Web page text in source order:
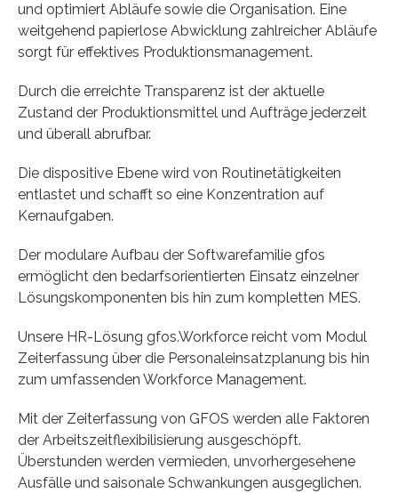
und optimiert Abläufe sowie die Organisation. Eine
weitgehend papierlose Abwicklung zahlreicher Abläufe
sorgt für effektives Produktionsmanagement.
Durch die erreichte Transparenz ist der aktuelle
Zustand der Produktionsmittel und Aufträge jederzeit
und überall abrufbar.
Die dispositive Ebene wird von Routinetätigkeiten
entlastet und schafft so eine Konzentration auf
Kernaufgaben.
Der modulare Aufbau der Softwarefamilie gfos
ermöglicht den bedarfsorientierten Einsatz einzelner
Lösungskomponenten bis hin zum kompletten MES.
Unsere HR-Lösung gfos.Workforce reicht vom Modul
Zeiterfassung über die Personaleinsatzplanung bis hin
zum umfassenden Workforce Management.
Mit der Zeiterfassung von GFOS werden alle Faktoren
der Arbeitszeitflexibilisierung ausgeschöpft.
Überstunden werden vermieden, unvorhergesehene
Ausfälle und saisonale Schwankungen ausgeglichen.